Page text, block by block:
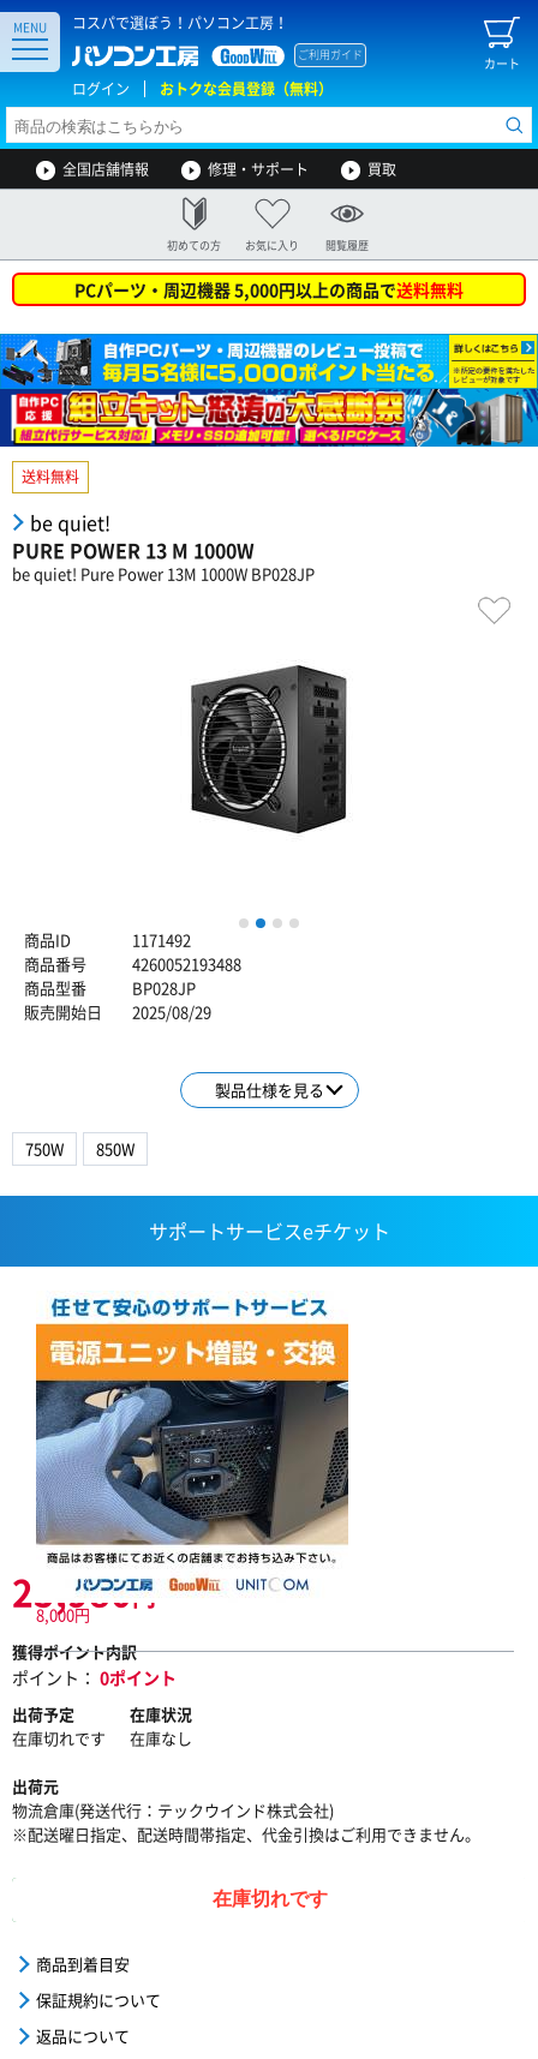
コスパで選ぼう！パソコン工房！
カート
ご利用ガイド
ログイン おトクな会員登録（無料）
MENU
全国店舗情報 修理・サポート 買取
初めての方 お気に入り 閲覧履歴
PCパーツ・周辺機器 5,000円以上の商品で送料無料
送料無料
be quiet!
PURE POWER 13 M 1000W
be quiet! Pure Power 13M 1000W BP028JP
1 2 3
商品ID
1171492
商品番号
4260052193488
商品型番
BP028JP
販売開始日
2025/08/29
製品仕様を見る
750W 850W
サポートサービスeチケット
8,000円
25,980円
獲得ポイント内訳
ポイント： 0ポイント
出荷予定
在庫切れです
在庫状況
在庫なし
出荷元
物流倉庫(発送代行：テックウインド株式会社)
※配送曜日指定、配送時間帯指定、代金引換はご利用できません。
在庫切れです
商品到着目安
保証規約について
返品について